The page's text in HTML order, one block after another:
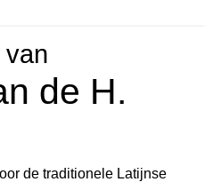
van
de H.
de traditionele Latijnse